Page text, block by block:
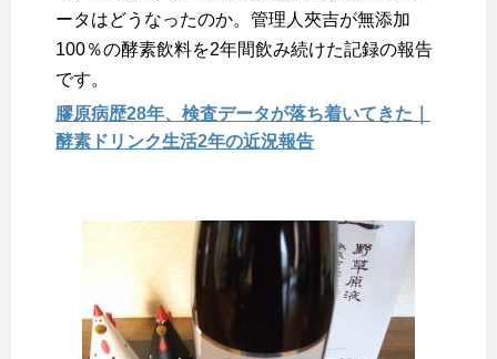
ータはどうなったのか。管理人夾吉が無添加
100％の酵素飲料を2年間飲み続けた記録の報告
です。
膠原病歴28年、検査データが落ち着いてきた｜
酵素ドリンク生活2年の近況報告